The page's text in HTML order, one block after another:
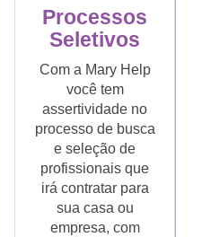
Processos
Seletivos
Com a Mary Help
você tem
assertividade no
processo de busca
e seleção de
profissionais que
irá contratar para
sua casa ou
empresa, com